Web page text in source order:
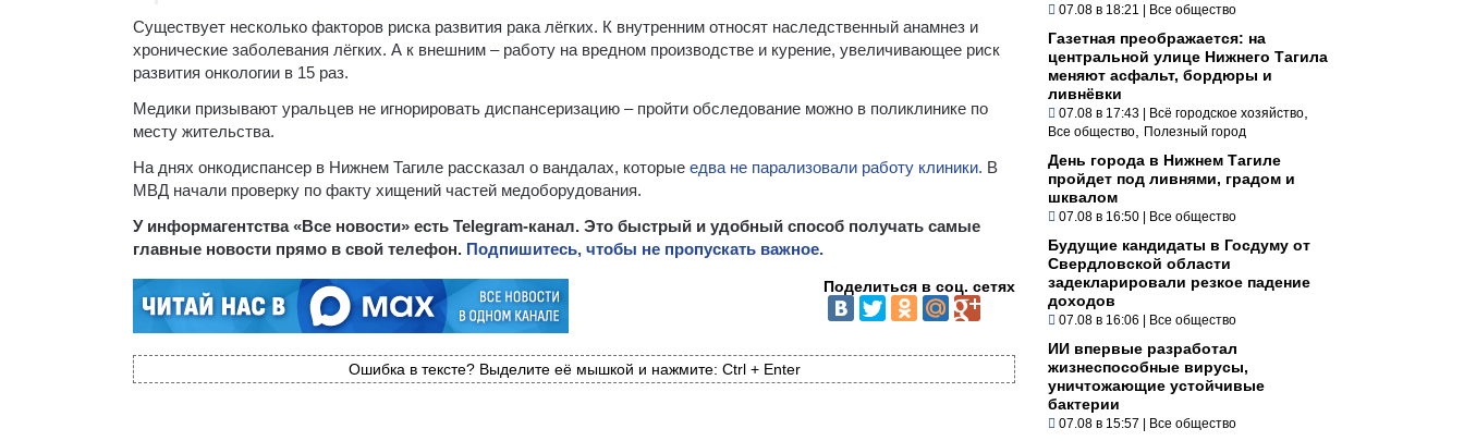
Существует несколько факторов риска развития рака лёгких. К внутренним относят наследственный анамнез и
хронические заболевания лёгких. А к внешним – работу на вредном производстве и курение, увеличивающее риск
развития онкологии в 15 раз.
Медики призывают уральцев не игнорировать диспансеризацию – пройти обследование можно в поликлинике по
месту жительства.
На днях онкодиспансер в Нижнем Тагиле рассказал о вандалах, которые едва не парализовали работу клиники. В
МВД начали проверку по факту хищений частей медоборудования.
У информагентства «Все новости» есть Telegram-канал. Это быстрый и удобный способ получать самые
главные новости прямо в свой телефон. Подпишитесь, чтобы не пропускать важное.
Поделиться в соц. сетях
Ошибка в тексте? Выделите её мышкой и нажмите: Ctrl + Enter
07.08 в 18:21 | Все общество
Газетная преображается: на
центральной улице Нижнего Тагила
меняют асфальт, бордюры и
ливнёвки
07.08 в 17:43 | Всё городское хозяйство
Все общество Полезный город
День города в Нижнем Тагиле
пройдет под ливнями, градом и
шквалом
07.08 в 16:50 | Все общество
Будущие кандидаты в Госдуму от
Свердловской области
задекларировали резкое падение
доходов
07.08 в 16:06 | Все общество
ИИ впервые разработал
жизнеспособные вирусы,
уничтожающие устойчивые
бактерии
07.08 в 15:57 | Все общество